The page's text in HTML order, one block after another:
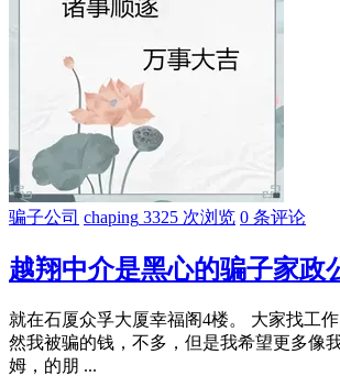
骗子公司 chaping 3325 次浏览 0 条评论
越翔中介是黑心的骗子家政
就在石厦众孚大厦幸福阁4楼。 大家找工
然我被骗的钱，不多，但是我希望更多像
姆，的朋 ...